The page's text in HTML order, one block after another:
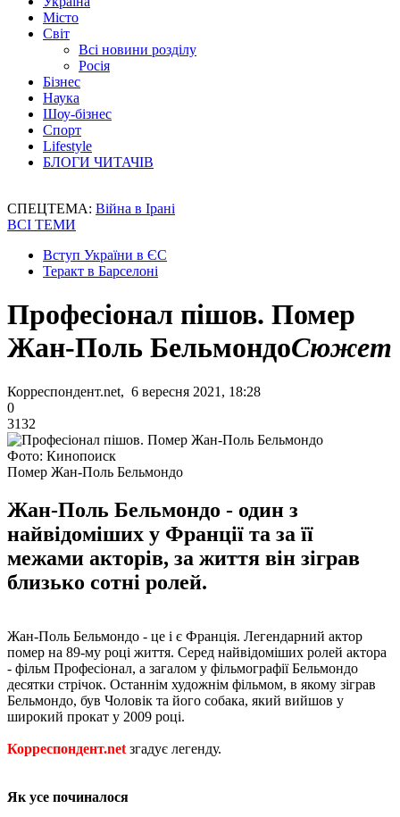
Місто
Світ
Всі новини розділу
Росія
Бізнес
Наука
Шоу-бізнес
Спорт
Lifestyle
БЛОГИ ЧИТАЧІВ
СПЕЦТЕМА: Війна в Ірані
ВСІ ТЕМИ
Вступ України в ЄС
Теракт в Барселоні
Професіонал пішов. Помер
Жан-Поль БельмондоСюжет
Корреспондент.net, 6 вересня 2021, 18:28
0
3132
Фото: Кинопоиск
Помер Жан-Поль Бельмондо
Жан-Поль Бельмондо - один з
найвідоміших у Франції та за її
межами акторів, за життя він зіграв
близько сотні ролей.
Жан-Поль Бельмондо - це і є Франція. Легендарний актор
помер на 89-му році життя. Серед найвідоміших ролей актора
- фільм Професіонал, а загалом у фільмографії Бельмондо
десятки стрічок. Останнім художнім фільмом, в якому зіграв
Бельмондо, був Чоловік та його собака, який вийшов у
широкий прокат у 2009 році.
Корреспондент.net згадує легенду.
Як усе починалося